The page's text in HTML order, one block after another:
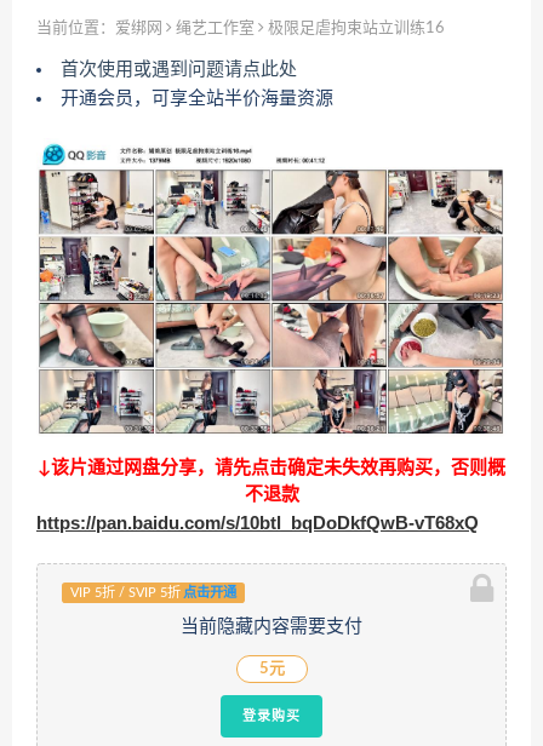
当前位置： 爱绑网 绳艺工作室 极限足虐拘束站立训练16
首次使用或遇到问题请点此处
开通会员，可享全站半价海量资源
↓该片通过网盘分享，请先点击确定未失效再购买，否则概
不退款
https://pan.baidu.com/s/10btl_bqDoDkfQwB-vT68xQ
VIP 5折 / SVIP 5折 点击开通
当前隐藏内容需要支付
5元
登录购买